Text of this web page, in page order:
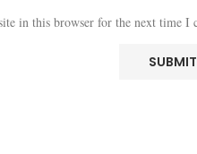
in this browser for the next time I